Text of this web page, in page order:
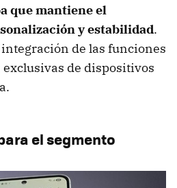
que mantiene el
y estabilidad.
de las funciones
exclusivas de dispositivos
el segmento